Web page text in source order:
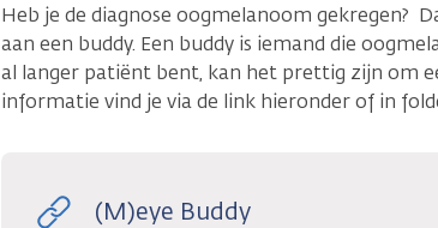
Heb je de diagnose oogmelanoom gekregen?
aan een buddy. Een buddy is iemand die
al langer patiënt bent, kan het prettig zijn om
informatie vind je via de link hieronder of in
(M)eye Buddy